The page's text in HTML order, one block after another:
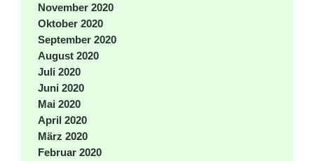
November 2020
Oktober 2020
September 2020
August 2020
Juli 2020
Juni 2020
Mai 2020
April 2020
März 2020
Februar 2020